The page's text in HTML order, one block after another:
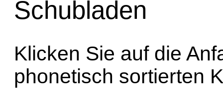
Schubladen
Klicken Sie auf die
phonetisch sortierten